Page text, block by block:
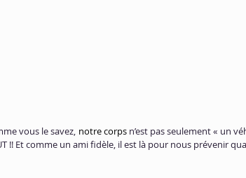
vous le savez, notre corps n’est pas seulement « un
!! Et comme un ami fidèle, il est là pour nous prévenir